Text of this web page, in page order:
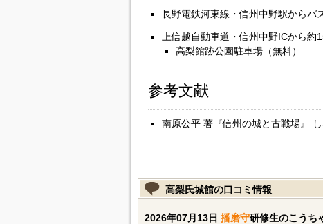
長野電鉄河東線・信州中野駅からバ
上信越自動車道・信州中野ICから約
高梨館跡公園駐車場（無料）
参考文献
南原公平 著『信州の城と古戦場』
高梨氏城館の口コミ情報
2026年07月13日 播磨守研修生のこうち